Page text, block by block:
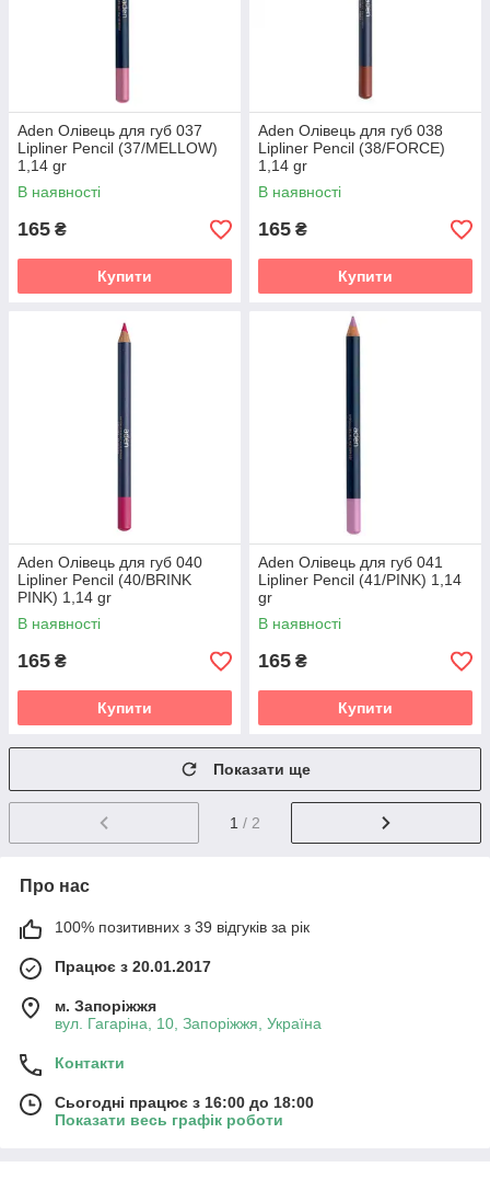
Aden Олівець для губ 037
Lipliner Pencil (37/MELLOW)
1,14 gr
В наявності
165 ₴
Купити
Aden Олівець для губ 038
Lipliner Pencil (38/FORCE)
1,14 gr
В наявності
165 ₴
Купити
Aden Олівець для губ 040
Lipliner Pencil (40/BRINK
PINK) 1,14 gr
В наявності
165 ₴
Купити
Aden Олівець для губ 041
Lipliner Pencil (41/PINK) 1,14
gr
В наявності
165 ₴
Купити
Показати ще
1 / 2
Про нас
100% позитивних з 39 відгуків за рік
Працює з 20.01.2017
м. Запоріжжя
вул. Гагаріна, 10, Запоріжжя, Україна
Контакти
Сьогодні працює з 16:00 до 18:00
Показати весь графік роботи